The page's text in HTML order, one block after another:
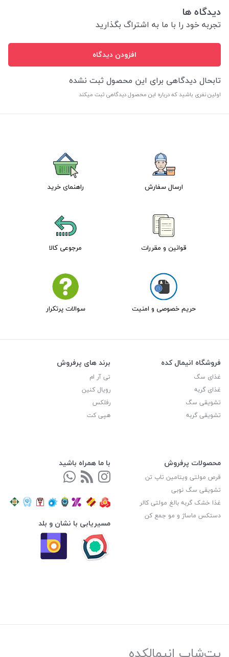
دیدگاه ها
تجربه خود را با ما به اشتراگ بگذارید
افزودن دیدگاه
تابحال دیدگاهی برای این محصول ثبت نشده
اولین نفری باشید که درباره این محصول دیدگاهی ثبت میکند
ارسال سفارش راهنمای خرید
قوانین و مقررات مرجوعی کالا
حریم خصوصی و امنیت سوالات پرتکرار
فروشگاه انیمال کده
غذای سگ
غذای گربه
تشویقی سگ
تشویقی گربه
برند های پرفروش
تی آر ام
رویال کنین
رفلکس
هپی کت
محصولات پرفروش
قرص مولتی ویتامین تاپ تن
تشویقی سگ نوبی
غذا خشک گربه بالغ مولتی کالر
دستکس ماساژ و مو جمع کن
با ما همراه باشید
مسیریابی با نشان و بلد